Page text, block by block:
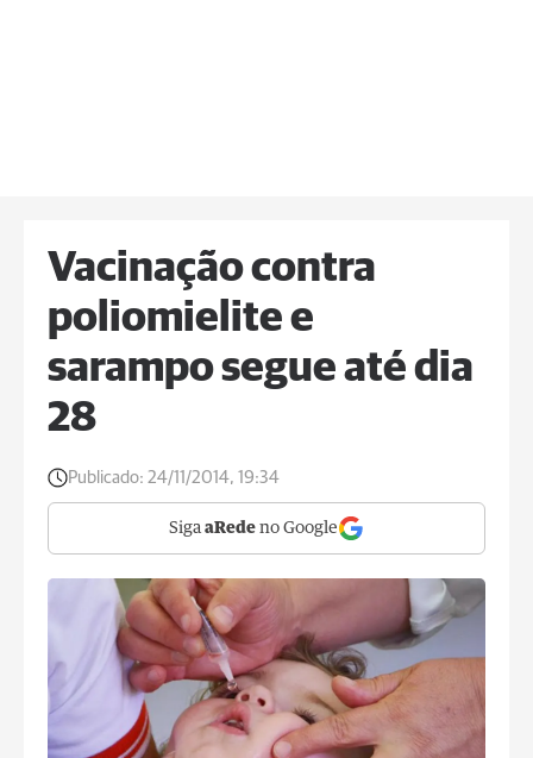
Vacinação contra
poliomielite e
sarampo segue até dia
28
Publicado: 24/11/2014, 19:34
Siga aRede no Google